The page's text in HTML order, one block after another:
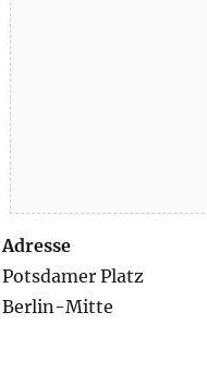
Adresse
Potsdamer Platz
Berlin-Mitte